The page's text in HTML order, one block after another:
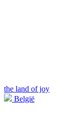
the land of joy
België